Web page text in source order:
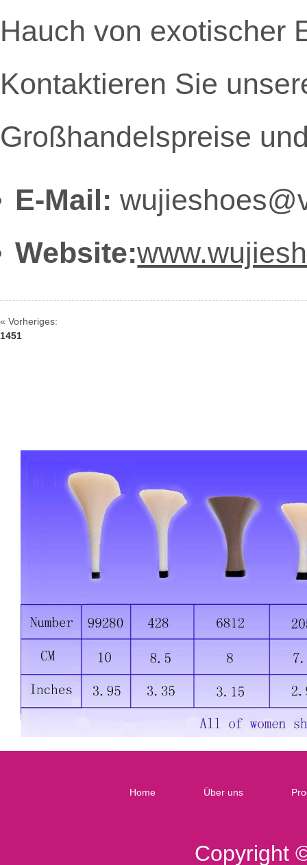
Hauch von exotischer
Kontaktieren Sie
Großhandelspreise
E-Mail:
Website:
« Vorheriges:
1451
Home Über uns
Copyright